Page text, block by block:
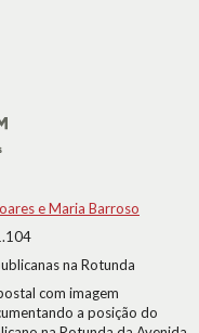
e Maria Barroso
na Rotunda
com imagem
a posição do